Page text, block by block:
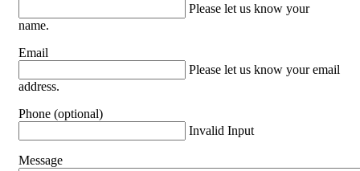
Please let us know your
name.
Email
Please let us know your email
address.
Phone (optional)
Invalid Input
Message